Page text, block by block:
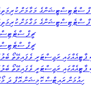
ސްޓެޓިސްޓީޝަންގެ މަގާމަށް
ސްޓެޓިސްޓީޝަންގެ މަގާމަށް
ޗީފް
ޗީފް
ރަޖިސްޓަރީ ވެފައިވޭތޯ
ރަޖިސްޓަރީ ވެފައިވޭތޯ
ހިއުމަން ރައިޓްސް ކޮމިޝަން އޮފް ދަ